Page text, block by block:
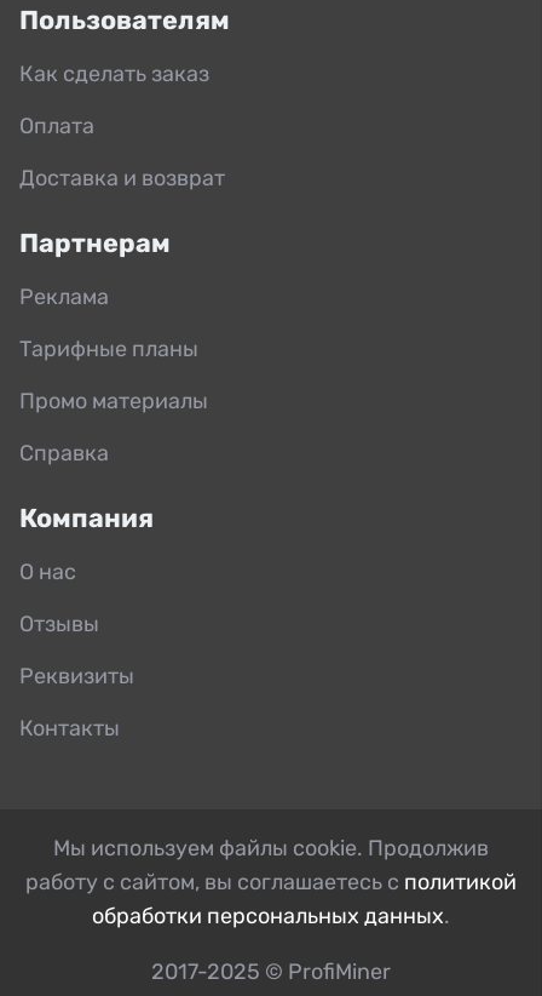
Пользователям
Как сделать заказ
Оплата
Доставка и возврат
Партнерам
Реклама
Тарифные планы
Промо материалы
Справка
Компания
О нас
Отзывы
Реквизиты
Контакты
Мы используем файлы cookie. Продолжив
работу с сайтом, вы соглашаетесь с политикой
обработки персональных данных.
2017-2025 © ProfiMiner